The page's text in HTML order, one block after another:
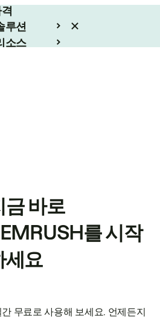
루션
소스
금 바로
를 시작
세요
무료로 사용해 보세요. 언제든지